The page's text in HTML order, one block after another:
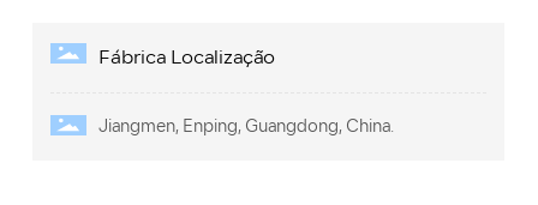
Fábrica Localização
Jiangmen, Enping, Guangdong, China.